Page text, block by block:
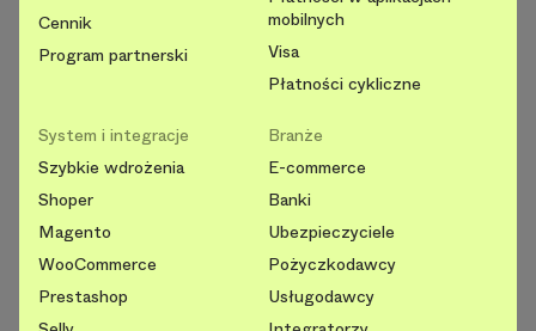
Cennik
Program partnerski
mobilnych
Visa
Płatności cykliczne
System i integracje
Szybkie wdrożenia
Shoper
Magento
WooCommerce
Prestashop
Branże
E-commerce
Banki
Ubezpieczyciele
Pożyczkodawcy
Usługodawcy